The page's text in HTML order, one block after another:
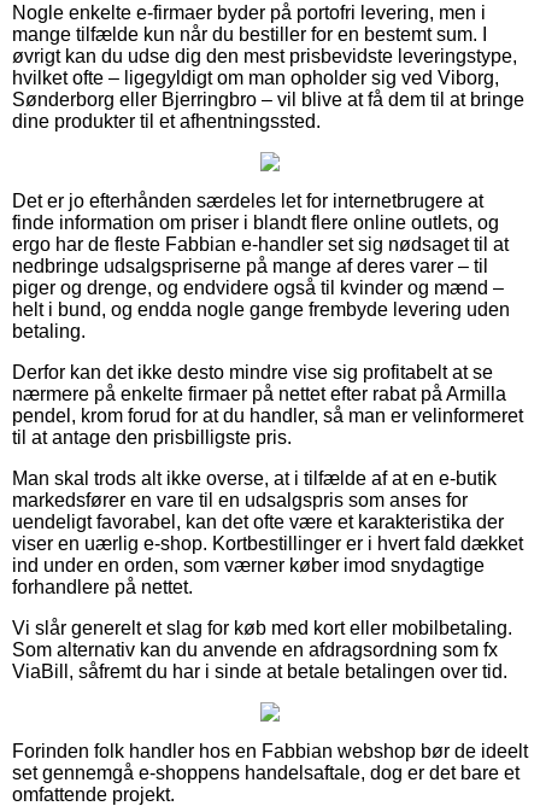
Nogle enkelte e-firmaer byder på portofri levering, men i
mange tilfælde kun når du bestiller for en bestemt sum. I
øvrigt kan du udse dig den mest prisbevidste leveringstype,
hvilket ofte – ligegyldigt om man opholder sig ved Viborg,
Sønderborg eller Bjerringbro – vil blive at få dem til at bringe
dine produkter til et afhentningssted.
Det er jo efterhånden særdeles let for internetbrugere at
finde information om priser i blandt flere online outlets, og
ergo har de fleste Fabbian e-handler set sig nødsaget til at
nedbringe udsalgspriserne på mange af deres varer – til
piger og drenge, og endvidere også til kvinder og mænd –
helt i bund, og endda nogle gange frembyde levering uden
betaling.
Derfor kan det ikke desto mindre vise sig profitabelt at se
nærmere på enkelte firmaer på nettet efter rabat på Armilla
pendel, krom forud for at du handler, så man er velinformeret
til at antage den prisbilligste pris.
Man skal trods alt ikke overse, at i tilfælde af at en e-butik
markedsfører en vare til en udsalgspris som anses for
uendeligt favorabel, kan det ofte være et karakteristika der
viser en uærlig e-shop. Kortbestillinger er i hvert fald dækket
ind under en orden, som værner køber imod snydagtige
forhandlere på nettet.
Vi slår generelt et slag for køb med kort eller mobilbetaling.
Som alternativ kan du anvende en afdragsordning som fx
ViaBill, såfremt du har i sinde at betale betalingen over tid.
Forinden folk handler hos en Fabbian webshop bør de ideelt
set gennemgå e-shoppens handelsaftale, dog er det bare et
omfattende projekt.